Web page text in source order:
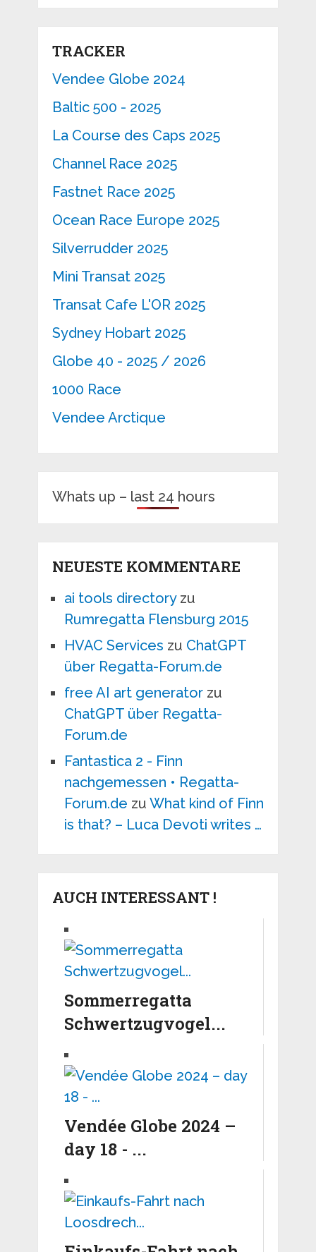
TRACKER
Vendee Globe 2024
Baltic 500 - 2025
La Course des Caps 2025
Channel Race 2025
Fastnet Race 2025
Ocean Race Europe 2025
Silverrudder 2025
Mini Transat 2025
Transat Cafe L'OR 2025
Sydney Hobart 2025
Globe 40 - 2025 / 2026
1000 Race
Vendee Arctique
Whats up – last 24 hours
NEUESTE KOMMENTARE
ai tools directoryzu
Rumregatta Flensburg 2015
HVAC Services zu ChatGPT
über Regatta-Forum.de
free AI art generatorzu
ChatGPT über Regatta-
Forum.de
Fantastica 2 - Finn
nachgemessen • Regatta-
Forum.de zu What kind of Finn
is that? – Luca Devoti writes …
AUCH INTERESSANT !
Sommerregatta
Schwertzugvogel...
Vendée Globe 2024 –
day 18 - ...